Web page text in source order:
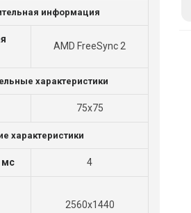
информация
AMD FreeSync 2
характеристики
75x75
характеристики
мс 4
2560x1440